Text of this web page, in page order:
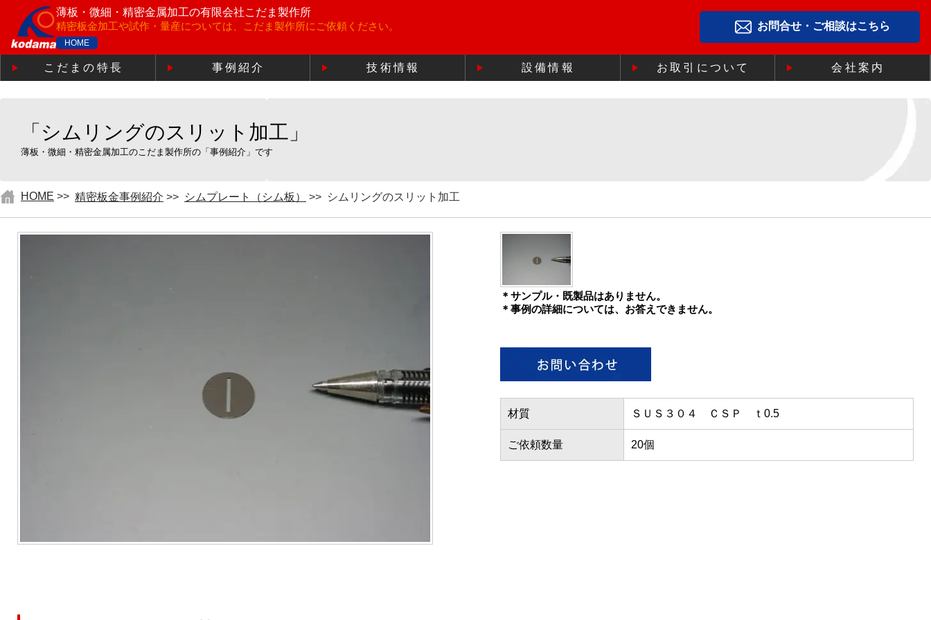
薄板・微細・精密金属加工の有限会社こだま製作所
精密板金加工や試作・量産については、こだま製作所にご依頼ください。
HOME
お問合せ・ご相談はこちら
こだまの特長 事例紹介 技術情報 設備情報 お取引について 会社案内
「シムリングのスリット加工」
薄板・微細・精密金属加工のこだま製作所の「事例紹介」です
HOME >> 精密板金事例紹介 >> シムプレート（シム板） >> シムリングのスリット加工
＊サンプル・既製品はありません。
＊事例の詳細については、お答えできません。
材質 ＳＵＳ３０４ ＣＳＰ ｔ0.5
ご依頼数量 20個